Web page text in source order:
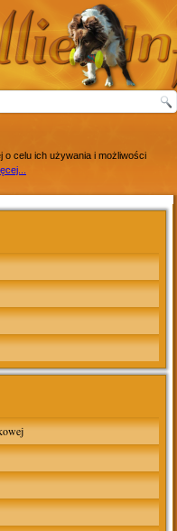
o celu ich używania i możliwości